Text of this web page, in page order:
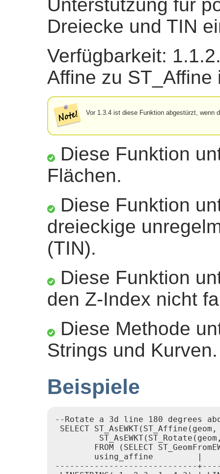
Unterstützung für
Dreiecke und TIN
Verfügbarkeit:
Affine zu ST_Affine
Vor 1.3.4 ist diese Funktion abgestürzt, wenn
Diese Funktion
Flächen.
Diese Funktion
dreieckige
(TIN).
Diese Funktion
den Z-Index nicht
Diese Methode
Strings und Kurven.
Beispiele
--Rotate a 3d line 180 degrees
SELECT
FROM (SELECT
using_affine         |
-----------------------------